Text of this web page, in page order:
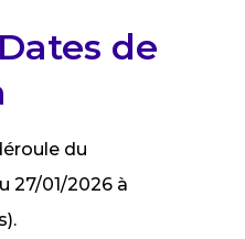
de
du
27/01/2026 à